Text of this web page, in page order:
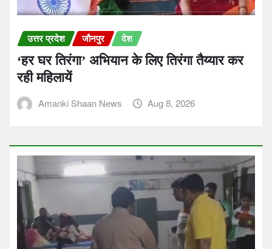
उत्तर प्रदेश जौनपुर देश
‘हर घर तिरंगा’ अभियान के लिए तिरंगा तैय्यार कर
रही महिलायें
Amanki Shaan News Aug 8, 2026